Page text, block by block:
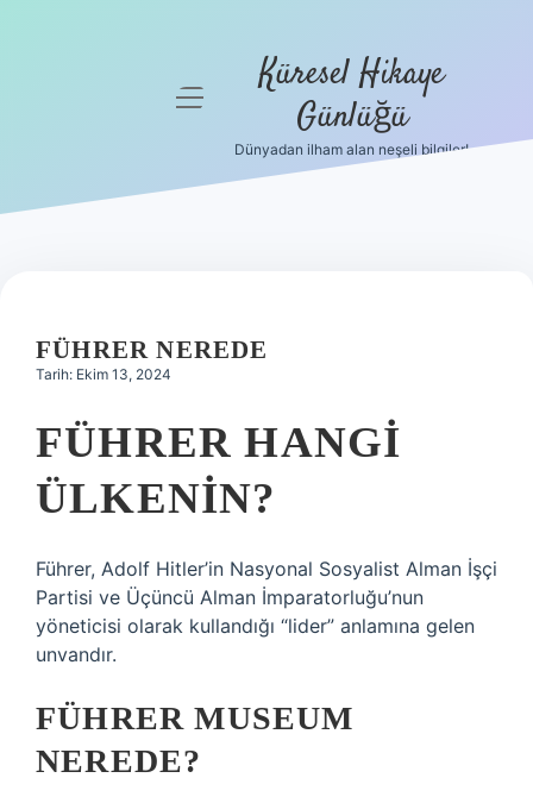
Hakkımızda
menüyü
Küresel Hikaye
Günlüğü
Dünyadan ilham alan neşeli bilgiler!
FÜHRER NEREDE
Tarih: Ekim 13, 2024
FÜHRER HANGI
ÜLKENIN?
Führer, Adolf Hitler’in Nasyonal Sosyalist Alman İşçi
Partisi ve Üçüncü Alman İmparatorluğu’nun
yöneticisi olarak kullandığı “lider” anlamına gelen
unvandır.
FÜHRER MUSEUM
NEREDE?